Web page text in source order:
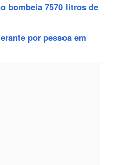
bombeia 7570 litros de
por pessoa em